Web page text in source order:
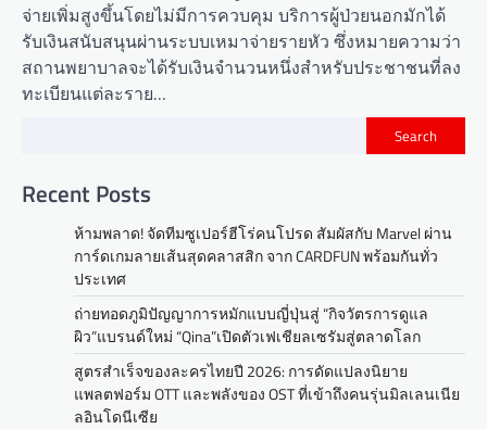
จ่ายเพิ่มสูงขึ้นโดยไม่มีการควบคุม บริการผู้ป่วยนอกมักได้
รับเงินสนับสนุนผ่านระบบเหมาจ่ายรายหัว ซึ่งหมายความว่า
สถานพยาบาลจะได้รับเงินจำนวนหนึ่งสำหรับประชาชนที่ลง
ทะเบียนแต่ละราย…
Search
Recent Posts
ห้ามพลาด! จัดทีมซูเปอร์ฮีโร่คนโปรด สัมผัสกับ Marvel ผ่าน
การ์ดเกมลายเส้นสุดคลาสสิก จาก CARDFUN พร้อมกันทั่ว
ประเทศ
ถ่ายทอดภูมิปัญญาการหมักแบบญี่ปุ่นสู่ “กิจวัตรการดูแล
ผิว”แบรนด์ใหม่ “Qina”เปิดตัวเฟเชียลเซรัมสู่ตลาดโลก
สูตรสำเร็จของละครไทยปี 2026: การดัดแปลงนิยาย
แพลตฟอร์ม OTT และพลังของ OST ที่เข้าถึงคนรุ่นมิลเลนเนีย
ลอินโดนีเซีย